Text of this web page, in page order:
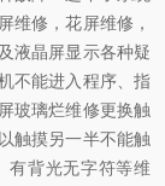
维修，花屏维修，
液晶屏显示各种疑
不能进入程序、指
玻璃烂维修更换触
触摸另一半不能触
有背光无字符等维